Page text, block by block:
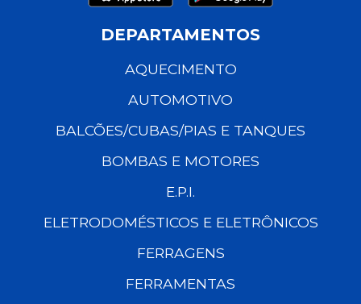
DEPARTAMENTOS
AQUECIMENTO
AUTOMOTIVO
BALCÕES/CUBAS/PIAS E TANQUES
BOMBAS E MOTORES
E.P.I.
ELETRODOMÉSTICOS E ELETRÔNICOS
FERRAGENS
FERRAMENTAS